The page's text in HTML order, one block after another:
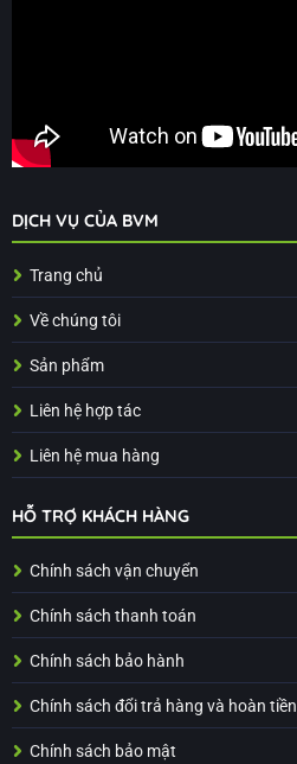
DỊCH VỤ CỦA BVM
Trang chủ
Về chúng tôi
Sản phẩm
Liên hệ hợp tác
Liên hệ mua hàng
HỖ TRỢ KHÁCH HÀNG
Chính sách vận chuyển
Chính sách thanh toán
Chính sách bảo hành
Chính sách đổi trả hàng và hoàn tiền
Chính sách bảo mật